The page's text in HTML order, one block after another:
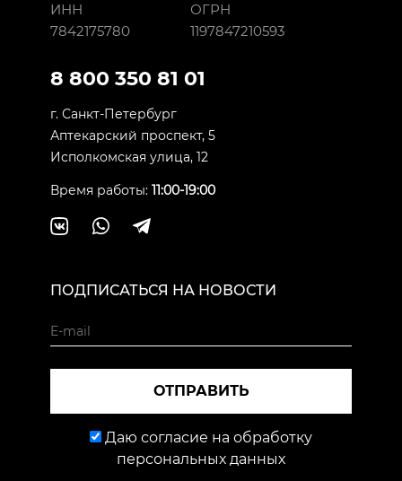
ИНН
7842175780
ОГРН
1197847210593
8 800 350 81 01
г. Санкт-Петербург
Аптекарский проспект, 5
Исполкомская улица, 12
Время работы: 11:00-19:00
ПОДПИСАТЬСЯ НА НОВОСТИ
ОТПРАВИТЬ
Даю согласие на обработку
персональных данных